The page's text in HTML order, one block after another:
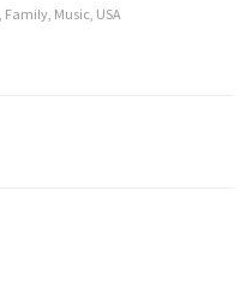
Family Music USA